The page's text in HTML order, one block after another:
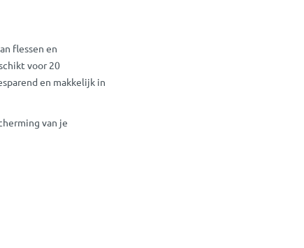
flessen en
voor 20
en makkelijk in
van je